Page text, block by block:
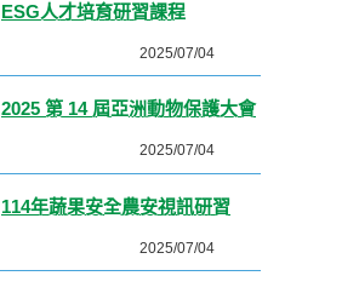
ESG人才培育研習課程
2025/07/04
2025 第 14 屆亞洲動物保護大會
2025/07/04
114年蔬果安全農安視訊研習
2025/07/04